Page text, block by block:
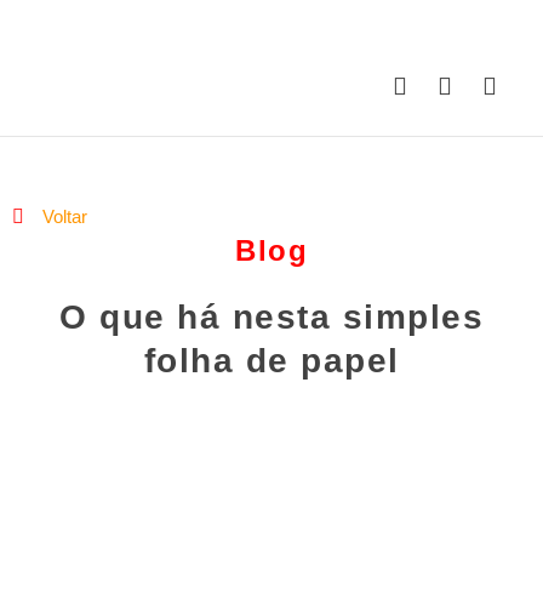
Voltar
Blog
O que há nesta simples
folha de papel